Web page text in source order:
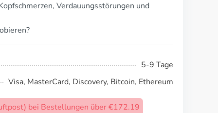
Verdauungsstörungen und
5-9 Tage
Visa, MasterCard, Discovery, Bitcoin, Ethereum
bei Bestellungen über €172.19